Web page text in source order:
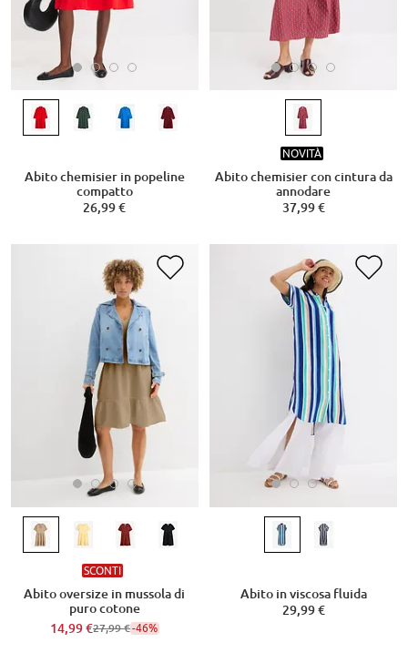
Abito chemisier in popeline
compatto
26,99 €
NOVITÀ
Abito chemisier con cintura da
annodare
37,99 €
SCONTI
Abito oversize in mussola di
puro cotone
14,99 €27,99 €-46%
Abito in viscosa fluida
29,99 €